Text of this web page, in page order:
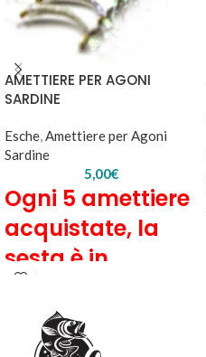
AMETTIERE PER AGONI
SARDINE
Esche,Amettiere per Agoni
Sardine
5,00€
Ogni 5 amettiere
acquistate, la
sesta è in